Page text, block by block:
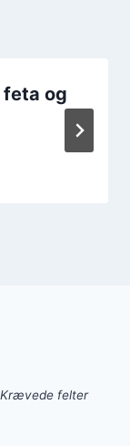
feta og
Krævede felter